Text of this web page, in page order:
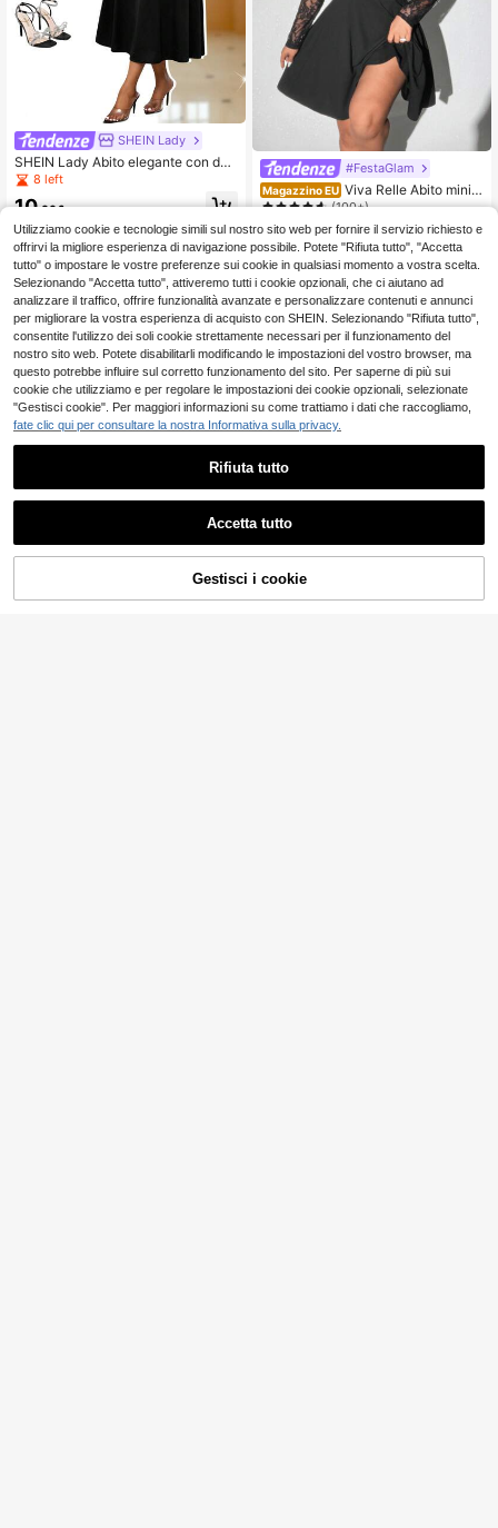
SHEIN Lady
SHEIN Lady Abito elegante con dett
agli in contrasto di frange e collo qu
adrato, vita stretta, taglia comoda, a
utunnale
8 left
10.06€
#FestaGlam
Magazzino EU Viva Relle Abito mini a
derente da donna taglie forti con sp
alle scoperte, maniche lunghe, pizz
o e decorazioni con volant
(100+)
16.48€
4-7 giorni lavorativi
AGGIUNGI AL CARRELLO
Utilizziamo cookie e tecnologie simili sul nostro sito web per fornire il servizio richiesto e
offrirvi la migliore esperienza di navigazione possibile. Potete "Rifiuta tutto", "Accetta
tutto" o impostare le vostre preferenze sui cookie in qualsiasi momento a vostra scelta.
Selezionando "Accetta tutto", attiveremo tutti i cookie opzionali, che ci aiutano ad
analizzare il traffico, offrire funzionalità avanzate e personalizzare contenuti e annunci
per migliorare la vostra esperienza di acquisto con SHEIN. Selezionando "Rifiuta tutto",
consentite l'utilizzo dei soli cookie strettamente necessari per il funzionamento del
nostro sito web. Potete disabilitarli modificando le impostazioni del vostro browser, ma
questo potrebbe influire sul corretto funzionamento del sito. Per saperne di più sui
cookie che utilizziamo e per regolare le impostazioni dei cookie opzionali, selezionate
"Gestisci cookie". Per maggiori informazioni su come trattiamo i dati che raccogliamo,
fate clic qui per consultare la nostra Informativa sulla privacy.
Rifiuta tutto
Accetta tutto
Gestisci i cookie